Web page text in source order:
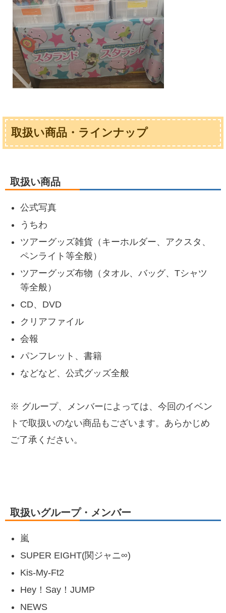
取扱い商品・ラインナップ
取扱い商品
公式写真
うちわ
ツアーグッズ雑貨（キーホルダー、アクスタ、
ペンライト等全般）
ツアーグッズ布物（タオル、バッグ、Tシャツ
等全般）
CD、DVD
クリアファイル
会報
パンフレット、書籍
などなど、公式グッズ全般
※ グループ、メンバーによっては、今回のイベン
トで取扱いのない商品もございます。あらかじめ
ご了承ください。
取扱いグループ・メンバー
嵐
SUPER EIGHT(関ジャニ∞)
Kis-My-Ft2
Hey！Say！JUMP
NEWS